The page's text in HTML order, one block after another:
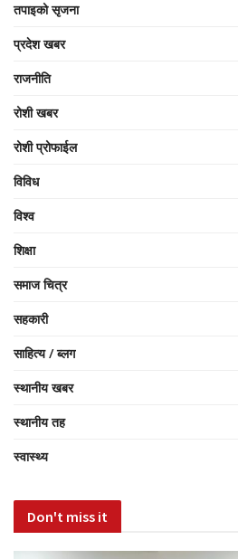
तपाइको सृजना
प्रदेश खबर
राजनीति
रोशी खबर
रोशी प्रोफाईल
विविध
विश्व
शिक्षा
समाज चित्र
सहकारी
साहित्य / ब्लग
स्थानीय खबर
स्थानीय तह
स्वास्थ्य
Don't miss it